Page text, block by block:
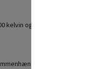
og en lysstrøm på 65
system.